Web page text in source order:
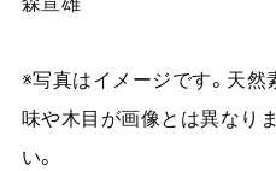
※写真はイメージです。天然
味や木目が画像とは異なり
い。